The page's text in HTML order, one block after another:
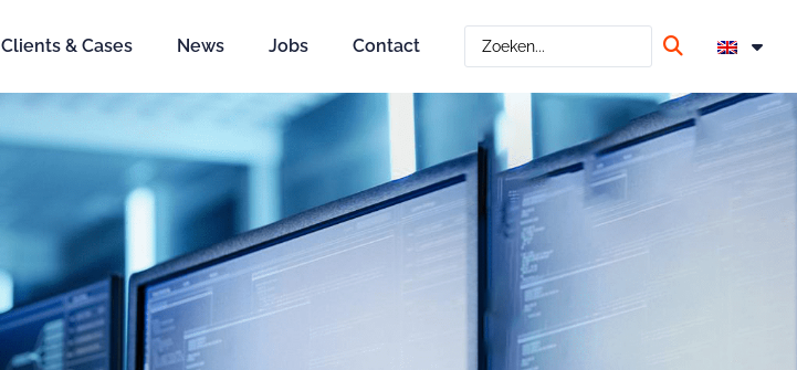
Clients & Cases News Jobs Contact